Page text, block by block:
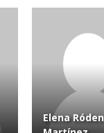
Elena